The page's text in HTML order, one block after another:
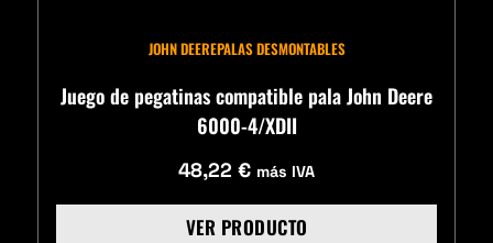
JOHN DEEREPALAS DESMONTABLES
Juego de pegatinas compatible pala John Deere
6000-4/XDII
48,22 € más IVA
VER PRODUCTO